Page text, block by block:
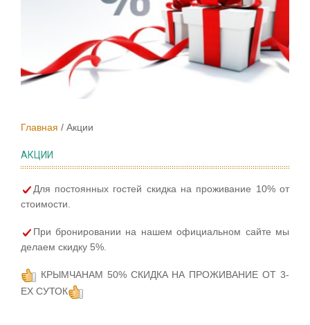
Главная Акции
АКЦИИ
Для постоянных гостей скидка на проживание 10% от
стоимости.
При бронировании на нашем официальном сайте мы
делаем скидку 5%.
КРЫМЧАНАМ 50% СКИДКА НА ПРОЖИВАНИЕ ОТ 3-
ЕХ СУТОК